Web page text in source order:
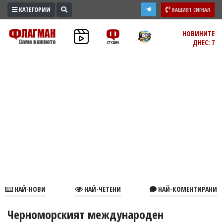
ПРОМО
ЗОНА
В
КАТЕГОРИИ ВАШИЯТ СИГНАЛ
НОВИНИТЕ
ДНЕС: 7
НАЙ-НОВИ НАЙ-ЧЕТЕНИ НАЙ-КОМЕНТИРАНИ
Черноморският международен